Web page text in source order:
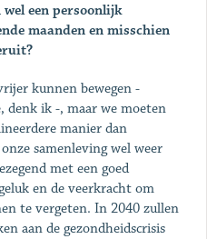
een persoonlijk
maanden en misschien
kunnen bewegen -
denk ik -, maar we moeten
manier dan
samenleving wel weer
met een goed
en de veerkracht om
te vergeten. In 2040 zullen
aan de gezondheidscrisis